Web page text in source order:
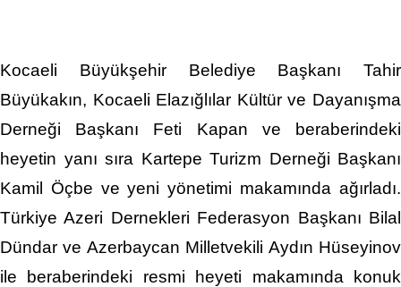
Kocaeli Büyükşehir Belediye Başkanı Tahir
Büyükakın, Kocaeli Elazığlılar Kültür ve Dayanışma
Derneği Başkanı Feti Kapan ve beraberindeki
heyetin yanı sıra Kartepe Turizm Derneği Başkanı
Kamil Öçbe ve yeni yönetimi makamında ağırladı.
Türkiye Azeri Dernekleri Federasyon Başkanı Bilal
Dündar ve Azerbaycan Milletvekili Aydın Hüseyinov
ile beraberindeki resmi heyeti makamında konuk